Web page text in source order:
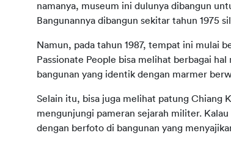
namanya, museum ini dulunya dibangun
Bangunannya dibangun sekitar tahun 1975
Namun, pada tahun 1987, tempat ini mulai
Passionate People bisa melihat berbagai
bangunan yang identik dengan marmer
Selain itu, bisa juga melihat patung Chiang
mengunjungi pameran sejarah militer.
dengan berfoto di bangunan yang